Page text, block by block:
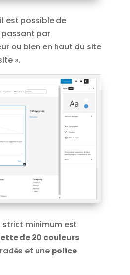
est possible de
passant par
ou bien en haut du site
».
strict minimum est
de 20 couleurs
et une police